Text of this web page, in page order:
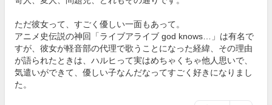
ただ彼女って、すごく優しい一面もあって。
アニメ史伝説の神回「ライブアライブ god knows…」は有名で
すが、彼女が軽音部の代理で歌うことになった経緯、その理由
が語られたときは、ハルヒって実はめちゃくちゃ他人思いで、
気遣いができて、優しい子なんだなってすごく好きになりまし
た。